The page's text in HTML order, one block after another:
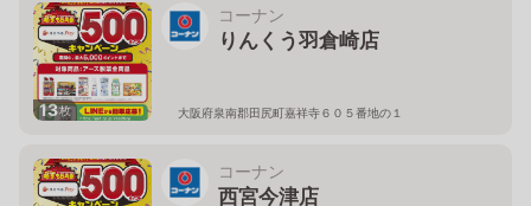
13枚
コーナン
りんくう羽倉崎店
大阪府泉南郡田尻町嘉祥寺６０５番地の１
コーナン
西宮今津店